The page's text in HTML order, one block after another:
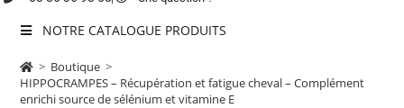
NOTRE CATALOGUE PRODUITS
> Boutique >
HIPPOCRAMPES – Récupération et fatigue cheval – Complément
enrichi source de sélénium et vitamine E